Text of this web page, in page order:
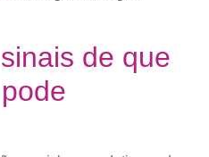
de que